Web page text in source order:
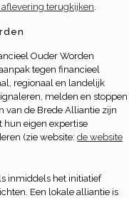
aflevering terugkijken
Ouder Worden
tegen financieel
regionaal en landelijk
melden en stoppen
van de Brede Alliantie zijn
hun eigen expertise
(zie website: de website
inmiddels het initiatief
Een lokale alliantie is